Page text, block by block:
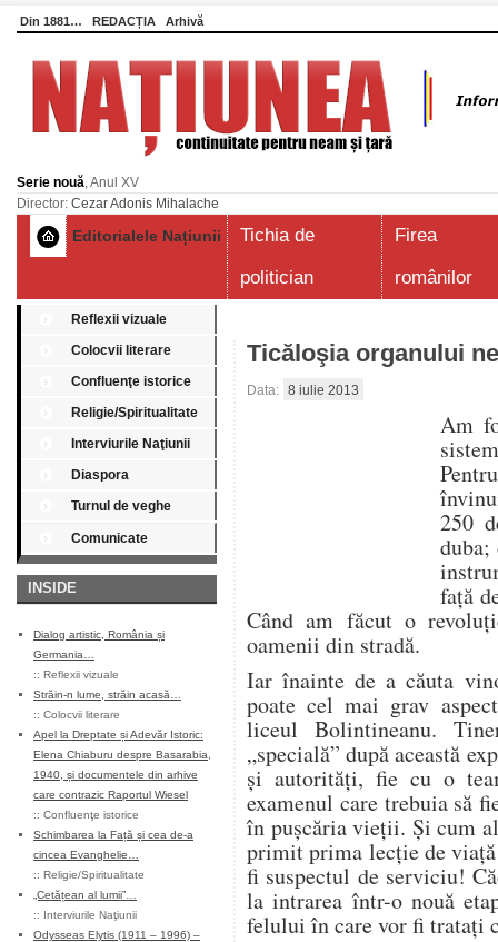
Din 1881… REDACȚIA Arhivă
Serie nouă, Anul XV
Director: Cezar Adonis Mihalache
Editorialele Națiunii
Tichia de
politician
Firea
românilor
Reflexii vizuale
Colocvii literare
Confluenţe istorice
Religie/Spiritualitate
Interviurile Naţiunii
Diaspora
Turnul de veghe
Comunicate
INSIDE
Dialog artistic, România și
Germania…
:: Reflexii vizuale
Străin-n lume, străin acasă…
:: Colocvii literare
Apel la Dreptate și Adevăr Istoric:
Elena Chiaburu despre Basarabia,
1940, și documentele din arhive
care contrazic Raportul Wiesel
:: Confluenţe istorice
Schimbarea la Față și cea de-a
cincea Evanghelie…
:: Religie/Spiritualitate
„Cetățean al lumii”…
:: Interviurile Naţiunii
Odysseas Elytis (1911 – 1996) –
Ticăloşia organului
Data: 8 iulie 2013
Am
250
duba;
faţă
Când am făcut o
oamenii din stradă.
Iar înainte de a căuta
poate cel mai grav
liceul Bolintineanu.
„specială” după această
şi autorităţi, fie cu o
examenul care trebuia să
în puşcăria vieţii. Şi cum
primit prima lecţie de
fi suspectul de serviciu!
la intrarea într-o nouă
felului în care vor fi trataţi